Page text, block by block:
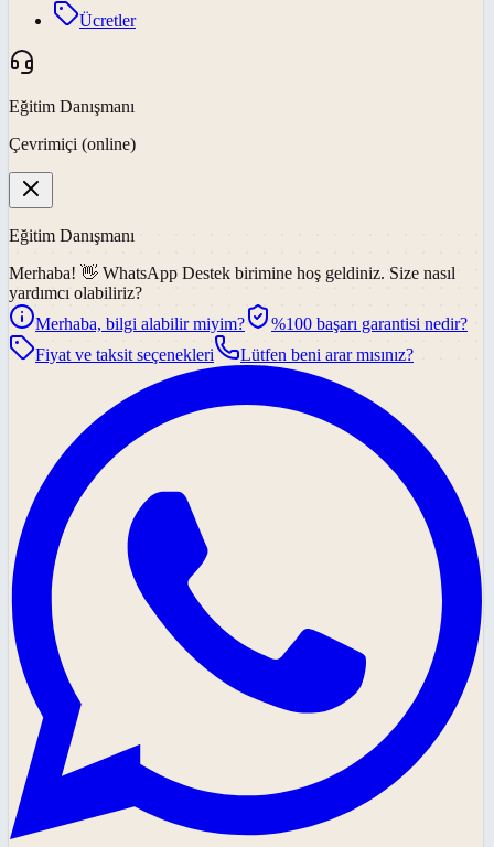
Ücretler
Eğitim Danışmanı
Çevrimiçi (online)
Eğitim Danışmanı
Merhaba! 👋 WhatsApp Destek birimine hoş geldiniz. Size nasıl
yardımcı olabiliriz?
Merhaba, bilgi alabilir miyim?
%100 başarı garantisi nedir?
Fiyat ve taksit seçenekleri
Lütfen beni arar mısınız?